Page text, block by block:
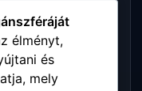
megye
élményt,
és
mely